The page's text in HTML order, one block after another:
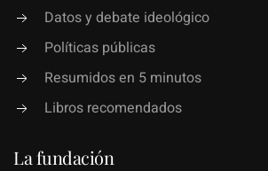
Datos y debate ideológico
Políticas públicas
Resumidos en 5 minutos
Libros recomendados
La fundación